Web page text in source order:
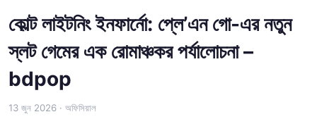
কোল্ট লাইটনিং ইনফার্নো: প্লে’এন গো-এর নতুন
স্লট গেমের এক রোমাঞ্চকর পর্যালোচনা –
bdpop
13 জুন 2026 · অফিসিয়াল